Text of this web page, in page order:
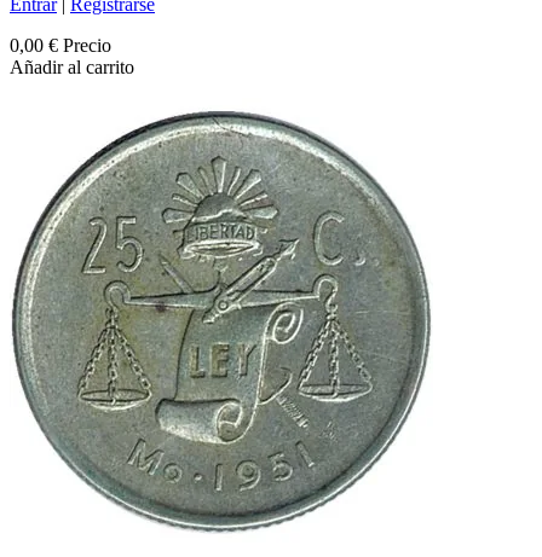
Entrar|
Registrarse
0,00 € Precio
Añadir al carrito